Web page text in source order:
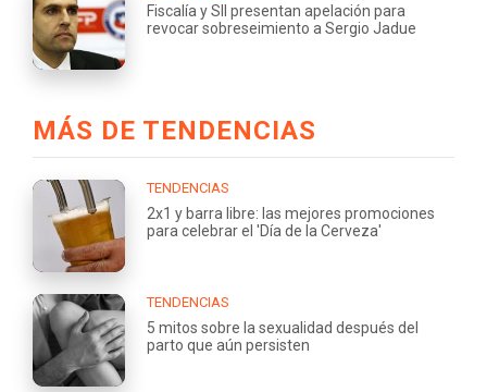
Fiscalía y SII presentan apelación para
revocar sobreseimiento a Sergio Jadue
MÁS DE TENDENCIAS
TENDENCIAS
2x1 y barra libre: las mejores promociones
para celebrar el 'Día de la Cerveza'
TENDENCIAS
5 mitos sobre la sexualidad después del
parto que aún persisten